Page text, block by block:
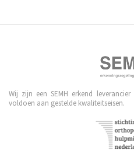
Wij zijn een SEMH erkend
voldoen aan gestelde kwaliteitseisen.